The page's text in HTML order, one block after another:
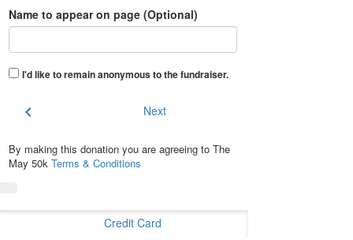
Name to appear on page (Optional)
I'd like to remain anonymous to the fundraiser.
chevron_left Next
By making this donation you are agreeing to The
May 50k Terms & Conditions
Credit Card